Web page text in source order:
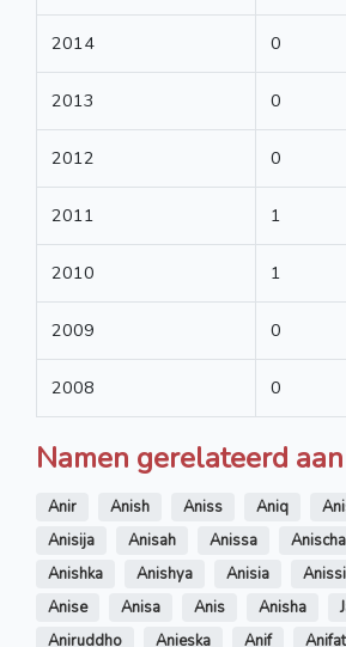
2014 0
2013 0
2012 0
2011 1
2010 1
2009 0
2008 0
Namen gerelateerd
Anir Anish Aniss Aniq
Anisija
Anisah Anissa Anischa
Anishka
Anishya Anisia
Anise
Anisa Anis Anisha
Aniruddho
Anieska Anif